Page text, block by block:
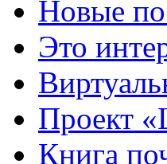
Новые
Это
Проект
Книга